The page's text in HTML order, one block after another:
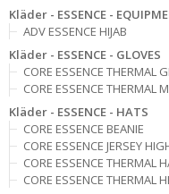
Kläder - ESSENCE -
ADV ESSENCE HIJAB
Kläder - ESSENCE - GLOVES
CORE ESSENCE THERMAL
CORE ESSENCE THERMAL
Kläder - ESSENCE - HATS
CORE ESSENCE BEANIE
CORE ESSENCE JERSEY
CORE ESSENCE THERMAL
CORE ESSENCE THERMAL